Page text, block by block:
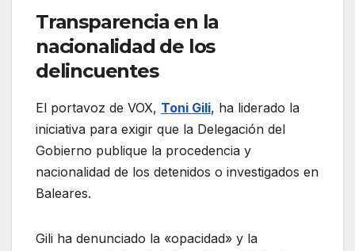
Transparencia en la
nacionalidad de los
delincuentes
El portavoz de VOX, Toni Gili, ha liderado la
iniciativa para exigir que la Delegación del
Gobierno publique la procedencia y
nacionalidad de los detenidos o investigados en
Baleares.
Gili ha denunciado la «opacidad» y la